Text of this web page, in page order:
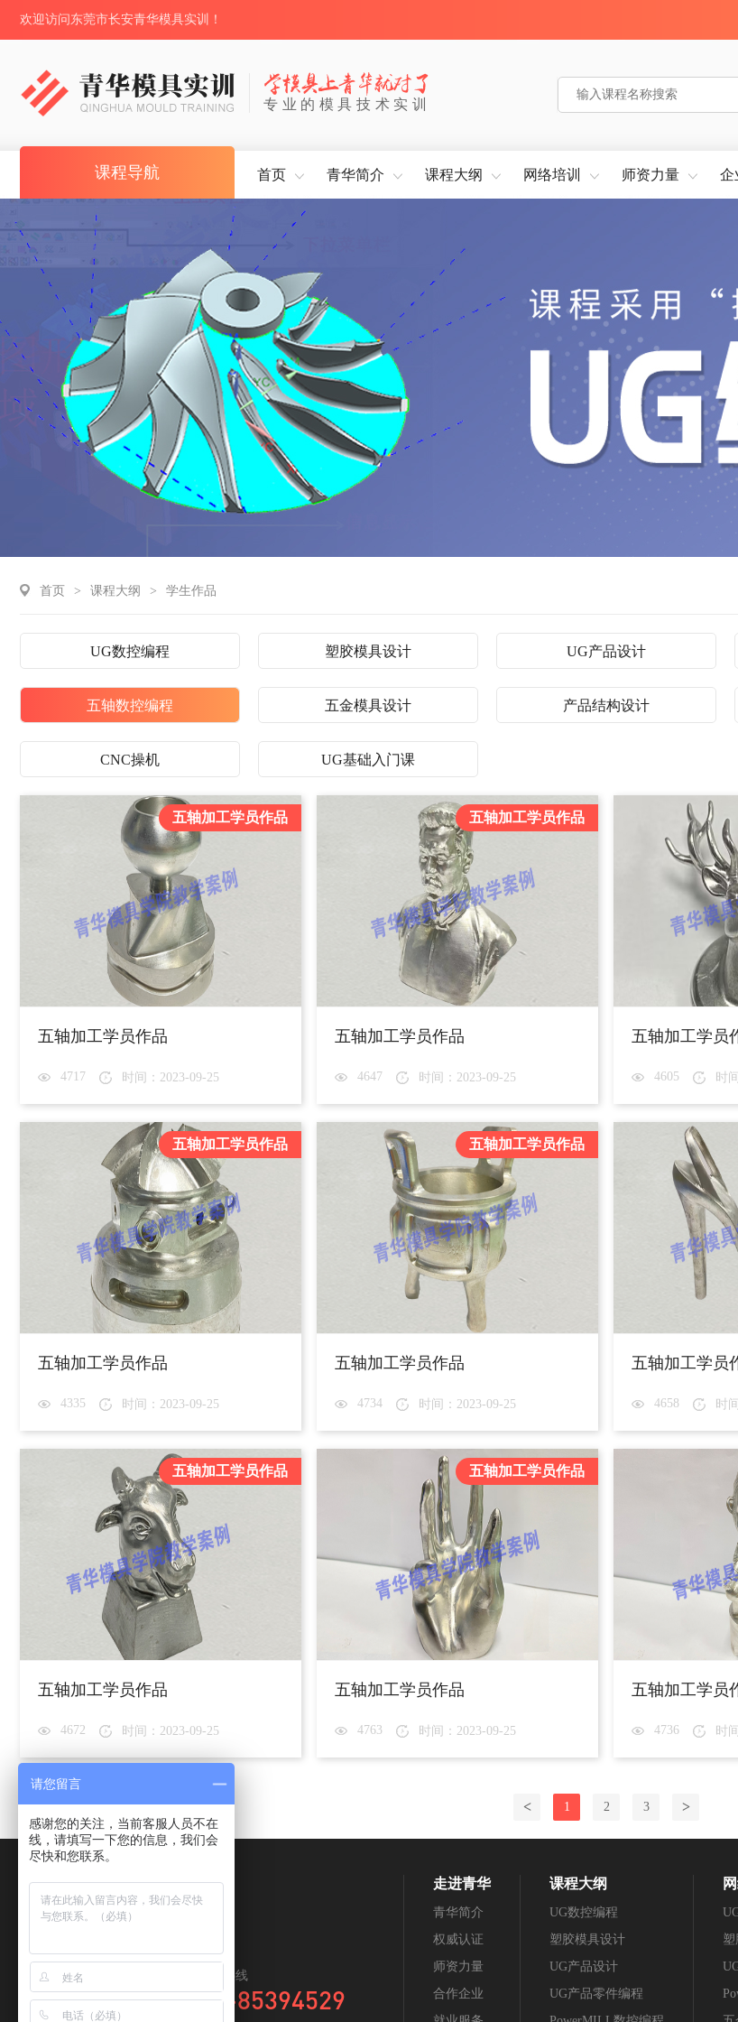
欢迎访问东莞市长安青华模具实训！
专业的模具技术实训
课程导航 首页 青华简介 课程大纲 网络培训 师资力量 企
首页 > 课程大纲 > 学生作品
UG数控编程 塑胶模具设计 UG产品设计
五轴数控编程 五金模具设计 产品结构设计
CNC操机 UG基础入门课
五轴加工学员作品
五轴加工学员作品
4717 时间：2023-09-25
五轴加工学员作品
五轴加工学员作品
4647 时间：2023-09-25
五轴加工学员
4605 时
五轴加工学员作品
五轴加工学员作品
4335 时间：2023-09-25
五轴加工学员作品
五轴加工学员作品
4734 时间：2023-09-25
五轴加工学员
4658 时
五轴加工学员作品
五轴加工学员作品
4672 时间：2023-09-25
五轴加工学员作品
五轴加工学员作品
4763 时间：2023-09-25
五轴加工学员
4736 时
< 1 2 3 >
全国咨询热线
0769-85394529
走进青华
青华简介
权威认证
师资力量
合作企业
课程大纲
UG数控编程
塑胶模具设计
UG产品设计
UG产品零件编程
请您留言
感谢您的关注，当前客服人员不在
线，请填写一下您的信息，我们会
尽快和您联系。